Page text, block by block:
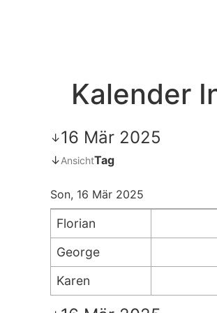
Kalender
↓16 Mär 2025
↓AnsichtTag
Son, 16 Mär 2025
Florian
George
Karen